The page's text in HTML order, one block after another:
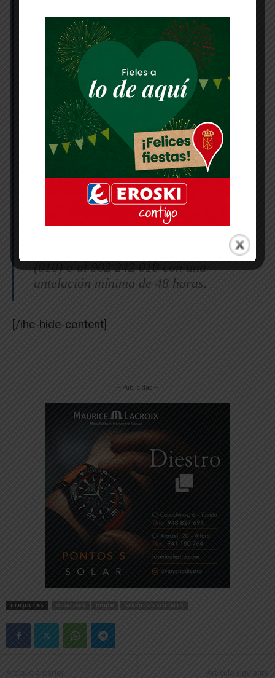
14 de marzo
Conferencia: ¿Las mujeres son
protagonistas? a cargo de la
psicóloga Norma Vázquez
Lugar: Salón de actos de Castel-Ruiz
Horario: 18:30 Entrada Libre
Todas las actividades son gratuitas y
para que todas las personas
interesadas puedan acudir
conciliando la vida familiar se ha
organizado un SERVICIO DE
LUDOTECA durante las mismas
(010) o al 902 242 010 con una
antelación mínima de 48 horas.
[/ihc-hide-content]
-- Publicidad --
ETIQUETAS IGUALDAD MUJER SERVICIOS SOCIALES
Artículo anterior Artículo siguiente